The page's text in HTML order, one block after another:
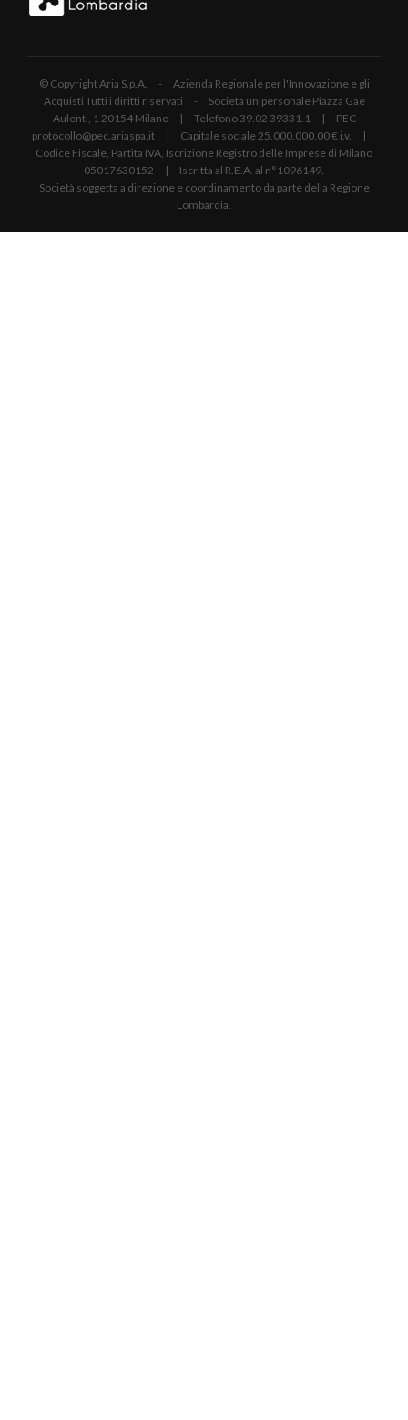
© Copyright Aria S.p.A. - Azienda Regionale per l'Innovazione e gli
Acquisti Tutti i diritti riservati - Società unipersonale Piazza Gae
Aulenti, 1 20154 Milano | Telefono 39.02 39331.1 | PEC
protocollo@pec.ariaspa.it | Capitale sociale 25.000.000,00 € i.v. |
Codice Fiscale, Partita IVA, Iscrizione Registro delle Imprese di Milano
05017630152 | Iscritta al R.E.A. al n°1096149.
Società soggetta a direzione e coordinamento da parte della Regione
Lombardia.